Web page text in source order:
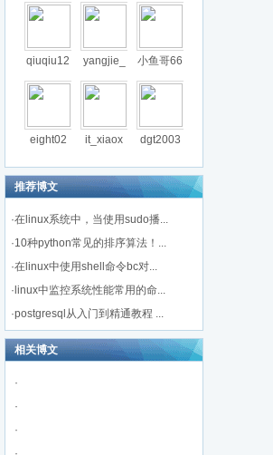
qiuqiu12 yangjie_ 小鱼哥66
eight02 it_xiaox dgt2003
推荐博文
·在linux系统中，当使用sudo播...
·10种python常见的排序算法！...
·在linux中使用shell命令bc对...
· linux中监控系统性能常用的命...
·postgresql从入门到精通教程 ...
相关博文
·
·
·